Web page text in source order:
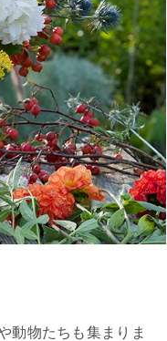
動物たちも集まりま